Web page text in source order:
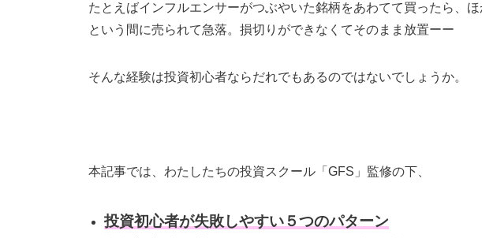
たとえばインフルエンサーがつぶやいた銘柄をあわてて買ったら、
という間に売られて急落。損切りができなくてそのまま放置ーー
そんな経験は投資初心者ならだれでもあるのではないでしょうか。
本記事では、わたしたちの投資スクール「GFS」監修の下、
投資初心者が失敗しやすい５つのパターン